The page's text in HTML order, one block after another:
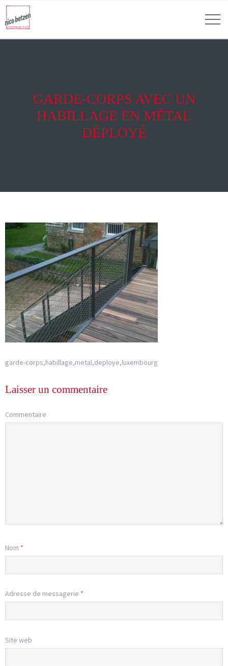
GARDE-CORPS AVEC UN
HABILLAGE EN MÉTAL
DÉPLOYÉ
garde-corps,habillage,metal,deploye,luxembourg
Laisser un commentaire
Commentaire
Nom *
Adresse de messagerie *
Site web